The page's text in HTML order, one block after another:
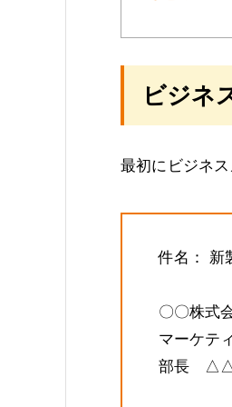
ビジネ
最初にビジネ
件名： ​​新
〇〇株式
マーケテ
部長